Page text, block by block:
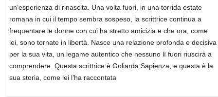
un’esperienza di rinascita. Una volta fuori, in una torrida estate
romana in cui il tempo sembra sospeso, la scrittrice continua a
frequentare le donne con cui ha stretto amicizia e che ora, come
lei, sono tornate in libertà. Nasce una relazione profonda e decisiva
per la sua vita, un legame autentico che nessuno lì fuori riuscirà a
comprendere. Questa scrittrice è Goliarda Sapienza, e questa è la
sua storia, come lei l’ha raccontata